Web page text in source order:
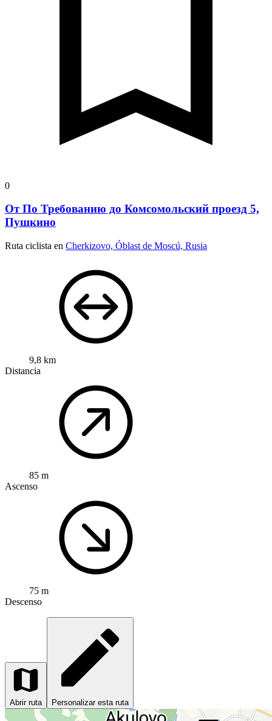
0
От По Требованию до Комсомольский проезд 5,
Пушкино
Ruta ciclista en Cherkizovo, Óblast de Moscú, Rusia
9,8 km
Distancia
85 m
Ascenso
75 m
Descenso
Abrir ruta Personalizar esta ruta